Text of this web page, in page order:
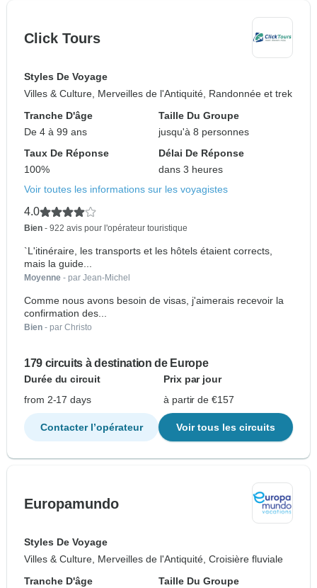
Click Tours
Styles De Voyage
Villes & Culture, Merveilles de l'Antiquité, Randonnée et trek
Tranche D'âge
De 4 à 99 ans
Taille Du Groupe
jusqu'à 8 personnes
Taux De Réponse
100%
Délai De Réponse
dans 3 heures
Voir toutes les informations sur les voyagistes
4.0
Bien - 922 avis pour l'opérateur touristique
`L'itinéraire, les transports et les hôtels étaient corrects,
mais la guide...
Moyenne - par Jean-Michel
Comme nous avons besoin de visas, j'aimerais recevoir la
confirmation des...
Bien - par Christo
179 circuits à destination de Europe
Durée du circuit
Prix par jour
from 2-17 days
à partir de €157
Contacter l’opérateur Voir tous les circuits
Europamundo
Styles De Voyage
Villes & Culture, Merveilles de l'Antiquité, Croisière fluviale
Tranche D'âge
Taille Du Groupe